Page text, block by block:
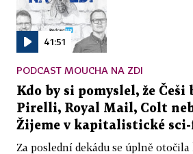
41:51
PODCAST MOUCHA NA ZDI
Kdo by si pomyslel, že
Pirelli, Royal Mail, Colt
Žijeme v kapitalistické
Za poslední dekádu se úplně